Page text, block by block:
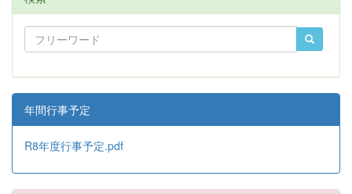
年間行事予定
R8年度行事予定.pdf